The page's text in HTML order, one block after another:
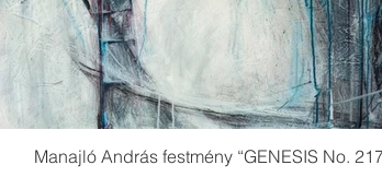
Manajló András festmény “GENESIS No.